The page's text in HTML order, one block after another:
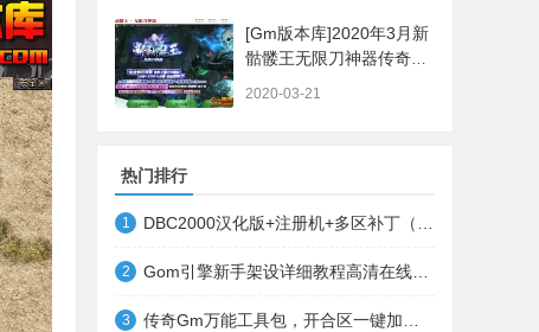
[Gm版本库]2020年3月新
骷髅王无限刀神器传奇版
2020-03-21
热门排行
1
2
3